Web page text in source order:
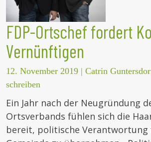
FDP-Ortschef fordert
Vernünftigen
12. November 2019 | Catrin
schreiben
Ein Jahr nach der Neugründung
Ortsverbands fühlen sich die
bereit, politische Verantwortung